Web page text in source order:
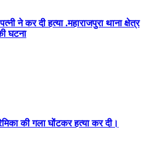
ने कर दी हत्या .महाराजपुरा थाना क्षेत्र
घटना
की गला घोंटकर हत्या कर दी।